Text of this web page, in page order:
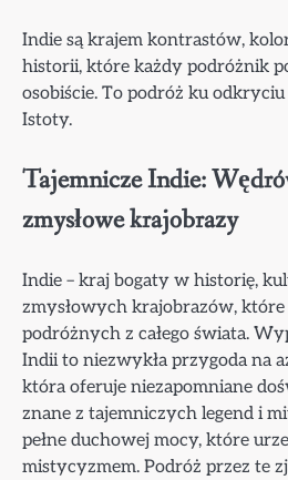
Indie są krajem kontrastów,
historii, które każdy podróżnik
osobiście. To podróż ku
Istoty.
Tajemnicze Indie:
zmysłowe krajobrazy
Indie – kraj bogaty w historię,
zmysłowych krajobrazów, które
podróżnych z całego świata.
Indii to niezwykła przygoda na
która oferuje niezapomniane
znane z tajemniczych legend i
pełne duchowej mocy, które
mistycyzmem. Podróż przez te